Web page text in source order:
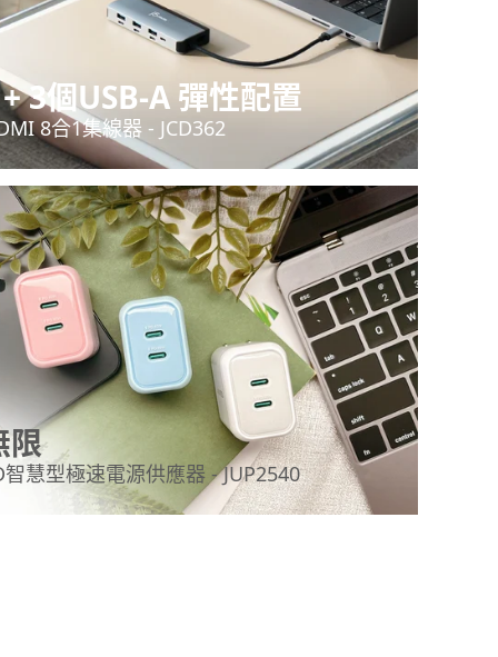
3個USB-A 彈性配置
8合1集線器 - JCD362
限
慧型極速電源供應器 - JUP2540